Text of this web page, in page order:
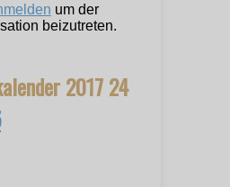
um der
beizutreten.
201724